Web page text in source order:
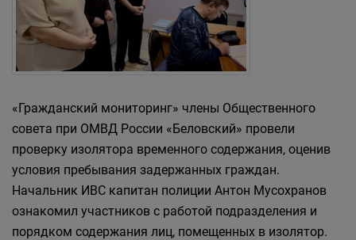
«Гражданский мониторинг» члены Общественного
совета при ОМВД России «Беловский» провели
проверку изолятора временного содержания, оценив
условия пребывания задержанных граждан.
Начальник ИВС капитан полиции Антон Мусохранов
ознакомил участников с работой подразделения и
порядком содержания лиц, помещенных в изолятор.